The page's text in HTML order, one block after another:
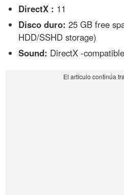
DirectX : 11
Disco duro:25 GB free
HDD/SSHD storage)
Sound: DirectX -compatible